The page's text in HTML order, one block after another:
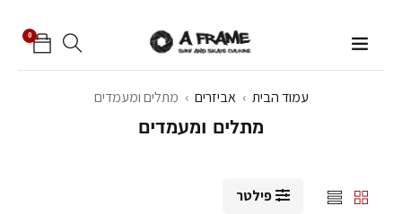
0
עמוד הבית › אביזרים › מתלים ומעמדים
מתלים ומעמדים
פילטר